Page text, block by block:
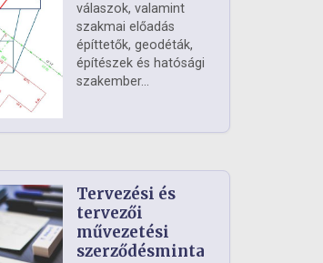
válaszok, valamint
szakmai előadás
építtetők, geodéták,
építészek és hatósági
szakember...
Tervezési és
tervezői
művezetési
szerződésminta